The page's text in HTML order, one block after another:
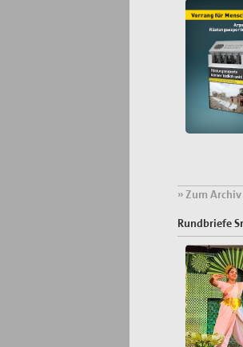
» Zum Archiv
Rundbriefe